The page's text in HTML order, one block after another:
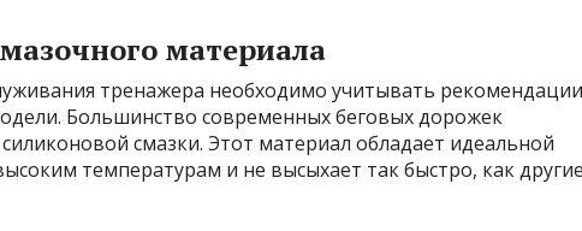
материала
тренажера необходимо учитывать рекомендации
Большинство современных беговых дорожек
смазки. Этот материал обладает идеальной
температурам и не высыхает так быстро, как другие